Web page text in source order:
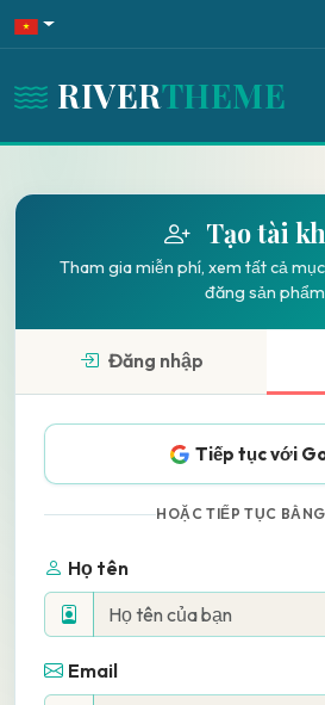
RIVERTHEME
Tạo tài
Tham gia miễn phí, xem tất cả
đăng sản
Đăng nhập
Tiếp tục với
HOẶC TIẾP TỤC
Họ tên
Email